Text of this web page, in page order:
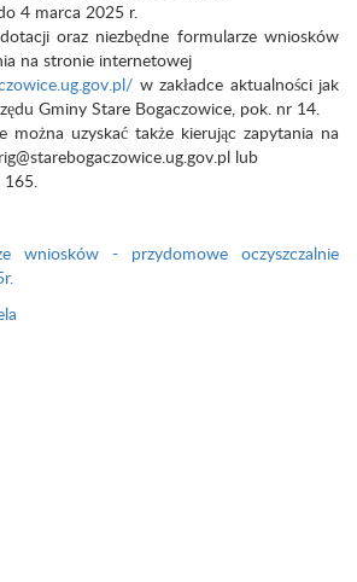
4 marca 2025 r.
oraz niezbędne formularze wniosków
na stronie internetowej
w zakładce aktualności jak
Gminy Stare Bogaczowice, pok. nr 14.
można uzyskać także kierując zapytania na
lub
165.
wniosków - przydomowe oczyszczalnie